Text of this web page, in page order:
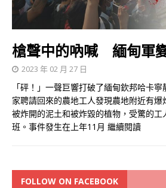
槍聲中的吶喊 緬甸軍
2023 年 02 月 27 日
「砰！」一聲巨響打破了緬甸欽邦哈卡
家聘請回來的農地工人發現農地附近有
被炸開的泥土和被炸毀的植物，受驚的
班。事件發生在上年11月 繼續閱讀
FOLLOW ON FACEBOOK